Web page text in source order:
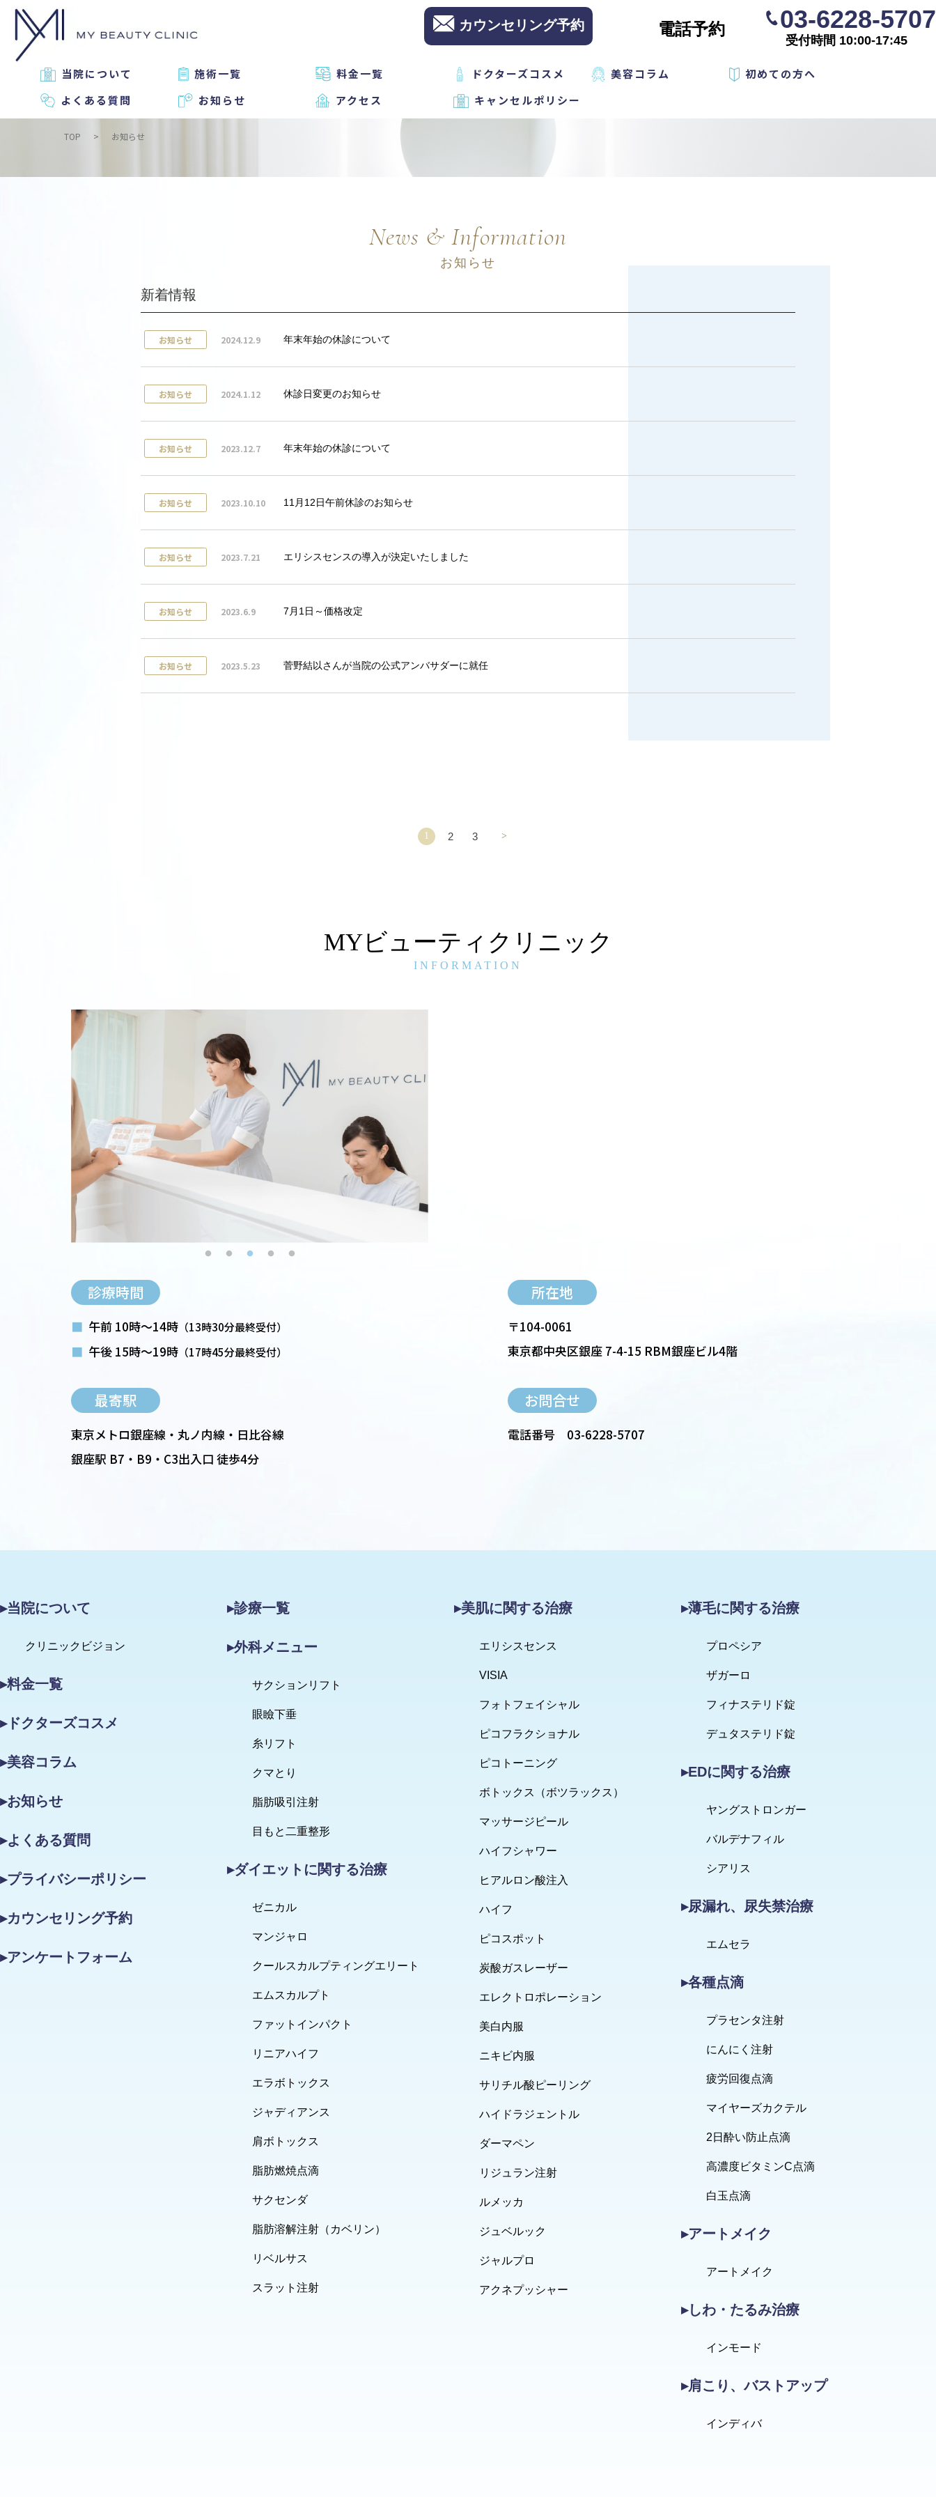
カウンセリング予約 電話予約 03-6228-5707
受付時間 10:00-17:45
当院について 施術一覧 料金一覧 ドクターズコスメ 美容コラム
初めての方へ
よくある質問
お知らせ アクセス キャンセルポリシー
TOP お知らせ
News & Information
お知らせ
新着情報
お知らせ 2024.12.9 年末年始の休診について
お知らせ 2024.1.12 休診日変更のお知らせ
お知らせ 2023.12.7 年末年始の休診について
お知らせ 2023.10.10 11月12日午前休診のお知らせ
お知らせ 2023.7.21 エリシスセンスの導入が決定いたしました
お知らせ 2023.6.9 7月1日～価格改定
お知らせ 2023.5.23 菅野結以さんが当院の公式アンバサダーに就任
1 2 3 >
MYビューティクリニック
INFORMATION
診療時間
■ 午前 10時～14時 （13時30分最終受付）
■ 午後 15時～19時 （17時45分最終受付）
所在地
〒104-0061
東京都中央区銀座 7-4-15 RBM銀座ビル4階
最寄駅
東京メトロ銀座線・丸ノ内線・日比谷線
銀座駅 B7・B9・C3出入口 徒歩4分
お問合せ
電話番号 03-6228-5707
▸当院について
クリニックビジョン
▸料金一覧
▸ドクターズコスメ
▸美容コラム
▸お知らせ
▸よくある質問
▸プライバシーポリシー
▸カウンセリング予約
▸アンケートフォーム
▸診療一覧
▸外科メニュー
サクションリフト
眼瞼下垂
糸リフト
クマとり
脂肪吸引注射
目もと二重整形
▸ダイエットに関する治療
ゼニカル
マンジャロ
クールスカルプティングエリート
エムスカルプト
ファットインパクト
リニアハイフ
エラボトックス
ジャディアンス
肩ボトックス
脂肪燃焼点滴
サクセンダ
脂肪溶解注射（カベリン）
リベルサス
スラット注射
▸美肌に関する治療
エリシスセンス
VISIA
フォトフェイシャル
ピコフラクショナル
ピコトーニング
ボトックス（ボツラックス）
マッサージピール
ハイフシャワー
ヒアルロン酸注入
ハイフ
ピコスポット
炭酸ガスレーザー
エレクトロポレーション
美白内服
ニキビ内服
サリチル酸ピーリング
ハイドラジェントル
ダーマペン
リジュラン注射
ルメッカ
ジュベルック
ジャルプロ
アクネプッシャー
▸薄毛に関する治療
プロペシア
ザガーロ
フィナステリド錠
デュタステリド錠
▸EDに関する治療
ヤングストロンガー
バルデナフィル
シアリス
▸尿漏れ、尿失禁治療
エムセラ
▸各種点滴
プラセンタ注射
にんにく注射
疲労回復点滴
マイヤーズカクテル
2日酔い防止点滴
高濃度ビタミンC点滴
白玉点滴
▸アートメイク
アートメイク
▸しわ・たるみ治療
インモード
▸肩こり、バストアップ
インディバ